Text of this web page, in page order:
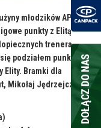
młodzików AP
punkty z Elitą
trenera
podziałem punktów
Elity. Bramki dla
Mikołaj Jędrzejczyk